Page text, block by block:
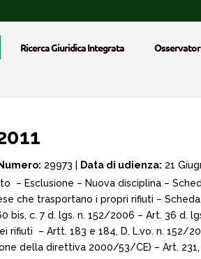
Ricerca Giuridica Integrata
29973 | Data di udienza: 21
Esclusione – Nuova disciplina –
che trasportano i propri rifiuti –
c. 7 d. lgs. n. 152/2006 – Art. 36 d.
– Artt. 183 e 184, D. L.vo. n. 152/
della direttiva 2000/53/CE) – Art. 231,